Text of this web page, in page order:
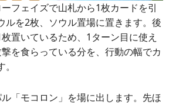
フェイズで山札から1枚カードを引
ルを2枚、ソウル置場に置きます。後
置いているため、1ターン目に使え
を食らっている分を、行動の幅でカ
「モコロン」を場に出します。先ほ